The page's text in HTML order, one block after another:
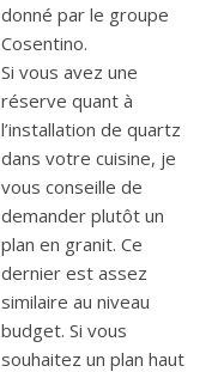
donné par le groupe
Cosentino.
Si vous avez une
réserve quant à
l’installation de quartz
dans votre cuisine, je
vous conseille de
demander plutôt un
plan en granit. Ce
dernier est assez
similaire au niveau
budget. Si vous
souhaitez un plan haut